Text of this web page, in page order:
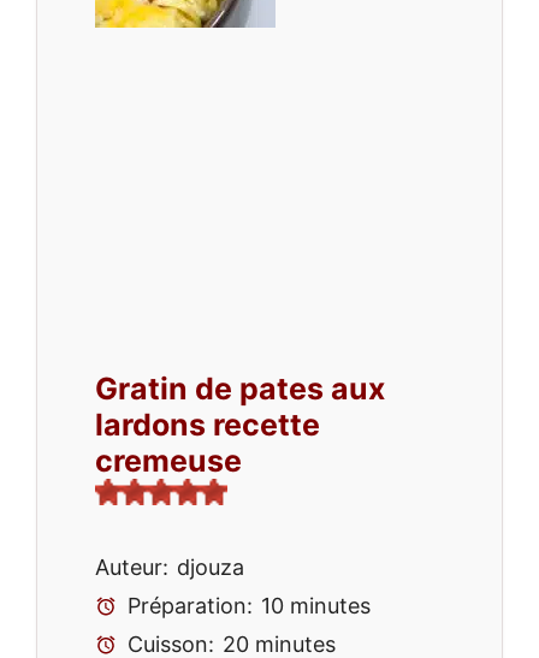
Gratin de pates aux
lardons recette
cremeuse
Auteur: djouza
Préparation: 10 minutes
Cuisson: 20 minutes